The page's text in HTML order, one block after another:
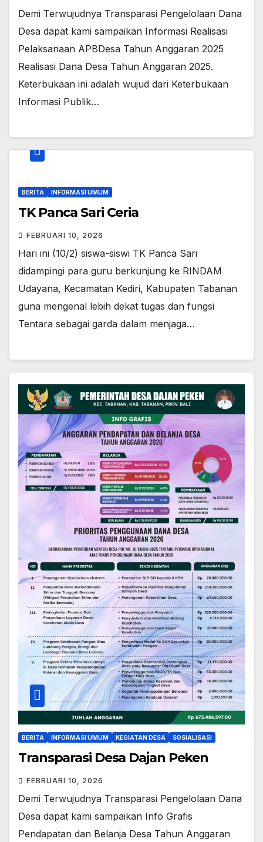
Demi Terwujudnya Transparasi Pengelolaan Dana
Desa dapat kami sampaikan Informasi Realisasi
Pelaksanaan APBDesa Tahun Anggaran 2025
Realisasi Dana Desa Tahun Anggaran 2025.
Keterbukaan ini adalah wujud dari Keterbukaan
Informasi Publik…
BERITA INFORMASI UMUM
TK Panca Sari Ceria
FEBRUARI 10, 2026
Hari ini (10/2) siswa-siswi TK Panca Sari
didampingi para guru berkunjung ke RINDAM
Udayana, Kecamatan Kediri, Kabupaten Tabanan
guna mengenal lebih dekat tugas dan fungsi
Tentara sebagai garda dalam menjaga…
BERITA INFORMASI UMUM KEGIATAN DESA SOSIALISASI
Transparasi Desa Dajan Peken
FEBRUARI 10, 2026
Demi Terwujudnya Transparasi Pengelolaan Dana
Desa dapat kami sampaikan Info Grafis
Pendapatan dan Belanja Desa Tahun Anggaran